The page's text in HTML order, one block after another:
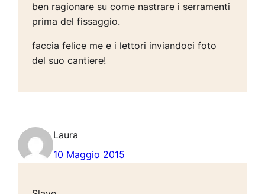
ben ragionare su come nastrare i serramenti
prima del fissaggio.
faccia felice me e i lettori inviandoci foto
del suo cantiere!
Laura
10 Maggio 2015